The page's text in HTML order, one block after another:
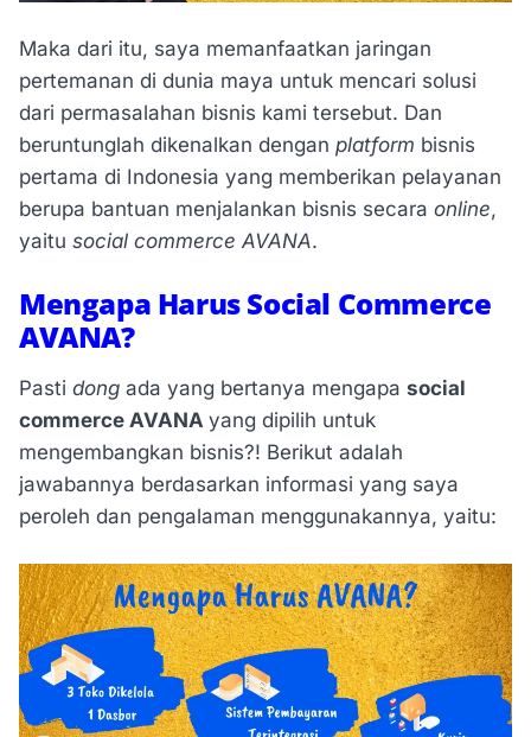
Maka dari itu, saya memanfaatkan jaringan
pertemanan di dunia maya untuk mencari solusi
dari permasalahan bisnis kami tersebut. Dan
beruntunglah dikenalkan dengan platform bisnis
pertama di Indonesia yang memberikan pelayanan
berupa bantuan menjalankan bisnis secara online,
yaitu social commerce AVANA.
Mengapa Harus Social Commerce
AVANA?
Pasti dong ada yang bertanya mengapa social
commerce AVANA yang dipilih untuk
mengembangkan bisnis?! Berikut adalah
jawabannya berdasarkan informasi yang saya
peroleh dan pengalaman menggunakannya, yaitu: